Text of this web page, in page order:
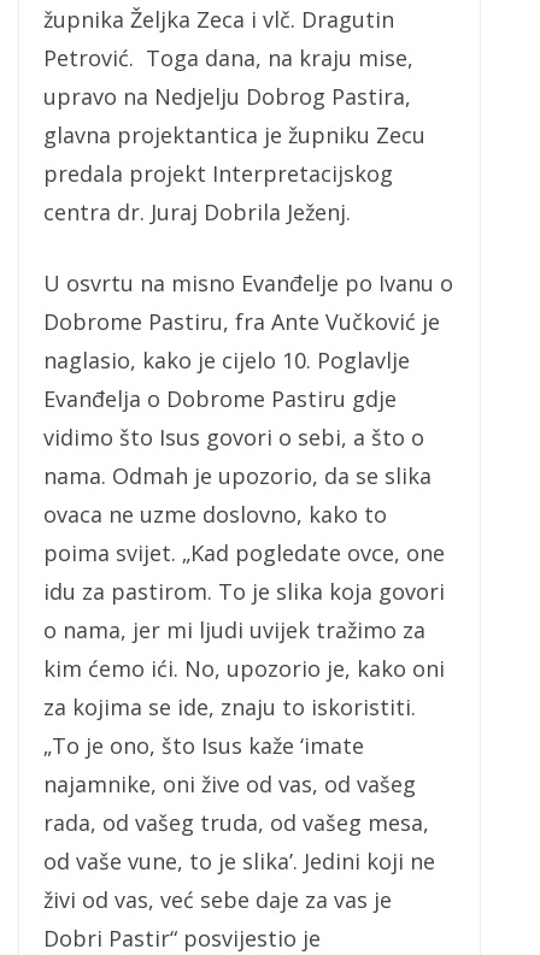
župnika Željka Zeca i vlč. Dragutin
Petrović. Toga dana, na kraju mise,
upravo na Nedjelju Dobrog Pastira,
glavna projektantica je župniku Zecu
predala projekt Interpretacijskog
centra dr. Juraj Dobrila Ježenj.
U osvrtu na misno Evanđelje po Ivanu o
Dobrome Pastiru, fra Ante Vučković je
naglasio, kako je cijelo 10. Poglavlje
Evanđelja o Dobrome Pastiru gdje
vidimo što Isus govori o sebi, a što o
nama. Odmah je upozorio, da se slika
ovaca ne uzme doslovno, kako to
poima svijet. „Kad pogledate ovce, one
idu za pastirom. To je slika koja govori
o nama, jer mi ljudi uvijek tražimo za
kim ćemo ići. No, upozorio je, kako oni
za kojima se ide, znaju to iskoristiti.
„To je ono, što Isus kaže ‘imate
najamnike, oni žive od vas, od vašeg
rada, od vašeg truda, od vašeg mesa,
od vaše vune, to je slika’. Jedini koji ne
živi od vas, već sebe daje za vas je
Dobri Pastir“ posvijestio je